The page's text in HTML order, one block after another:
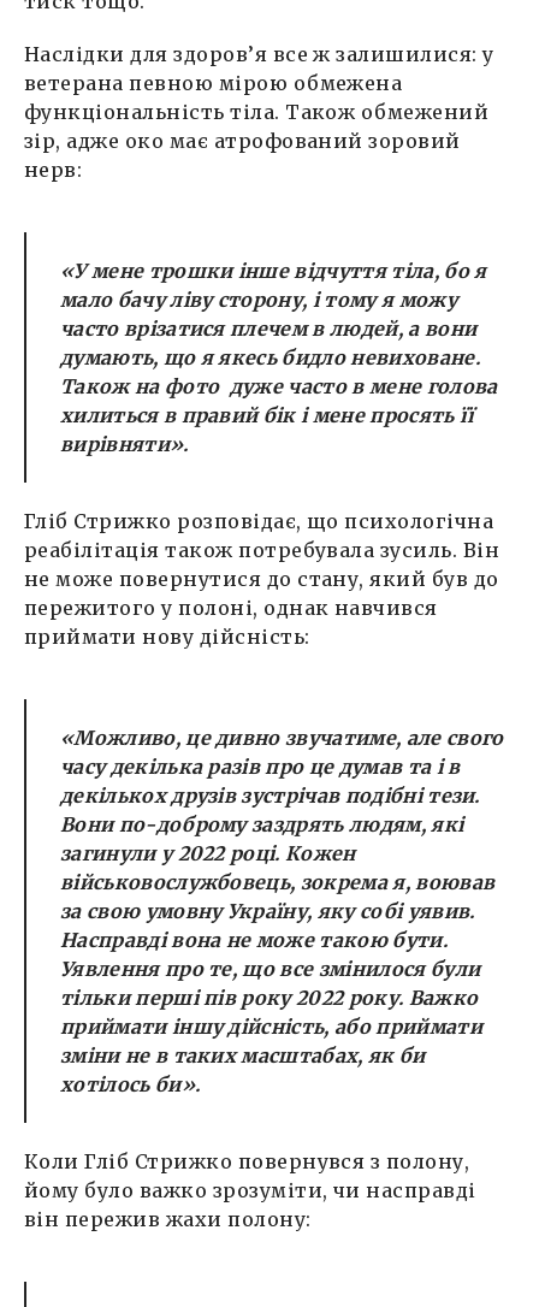
Наслідки для здоров’я все ж залишилися: у
ветерана певною мірою обмежена
функціональність тіла. Також обмежений
зір, адже око має атрофований зоровий
нерв:
«У мене трошки інше відчуття тіла, бо я
мало бачу ліву сторону, і тому я можу
часто врізатися плечем в людей, а вони
думають, що я якесь бидло невиховане.
Також на фото дуже часто в мене голова
хилиться в правий бік і мене просять її
вирівняти».
Гліб Стрижко розповідає, що психологічна
реабілітація також потребувала зусиль. Він
не може повернутися до стану, який був до
пережитого у полоні, однак навчився
приймати нову дійсність:
«Можливо, це дивно звучатиме, але свого
часу декілька разів про це думав та і в
декількох друзів зустрічав подібні тези.
Вони по-доброму заздрять людям, які
загинули у 2022 році. Кожен
військовослужбовець, зокрема я, воював
за свою умовну Україну, яку собі уявив.
Насправді вона не може такою бути.
Уявлення про те, що все змінилося були
тільки перші пів року 2022 року. Важко
приймати іншу дійсність, або приймати
зміни не в таких масштабах, як би
хотілось би».
Коли Гліб Стрижко повернувся з полону,
йому було важко зрозуміти, чи насправді
він пережив жахи полону: